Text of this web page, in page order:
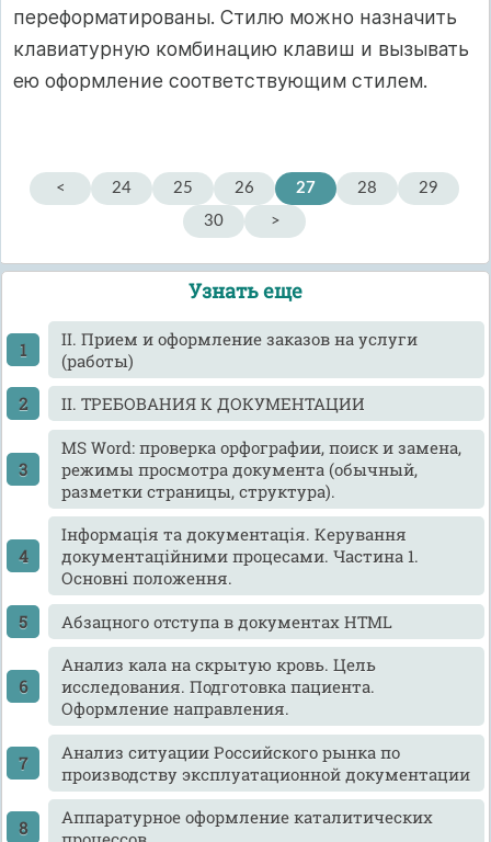
переформатирова­ны. Стилю можно назначить
клавиатурную комбинацию клавиш и вызывать
ею оформление соответствующим стилем.
< 24 25 26 27 28
29
30
>
Узнать еще
II. Прием и оформление заказов на услуги
(работы)
II. ТРЕБОВАНИЯ К ДОКУМЕНТАЦИИ
MS Word: проверка орфографии, поиск и замена,
режимы просмотра документа (обычный,
разметки страницы, структура).
Інформація та документація. Керування
документаційними процесами. Частина 1.
Основні положення.
Абзацного отступа в документах HTML
Анализ кала на скрытую кровь. Цель
исследования. Подготовка пациента.
Оформление направления.
Анализ ситуации Российского рынка по
производству эксплуатационной документации
Аппаратурное оформление каталитических